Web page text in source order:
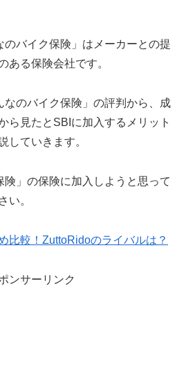
バイク保険」はメーカーとの提
ある保険会社です。
なのバイク保険」の評判から、成
ら見たとSBIに加入するメリット
していきます。
険」の保険に加入しようと思って
い。
比較！ZuttoRidoのライバルは？
ンサーリンク